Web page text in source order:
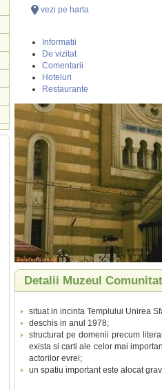
vezi pe harta
Informatii
De vizitat
Comentarii
Hoteluri
Restaurante
Detalii Muzeul
situat in incinta Templului Unirea
deschis in anul 1978;
structurat pe domenii precum
exista si carti ale celor mai
actorilor evrei;
un spatiu important este alocat